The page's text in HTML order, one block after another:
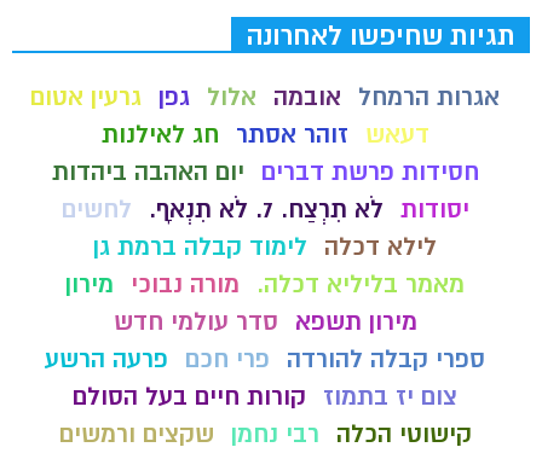
תגיות שחיפשו לאחרונה
אגרות הרמחל אובמה אלול גפן גרעין אטום
דעאש
זוהר אסתר
חג לאילנות
חסידות פרשת דברים
יום האהבה ביהדות
יסודות לֹא תִרְצַח. 7. לֹא תִנְאָף.
לחשים
לילא דכלה
לימוד קבלה ברמת גן
מאמר בליליא דכלה.
מורה נבוכי
מירון
מירון תשפא
סדר עולמי חדש
ספרי קבלה להורדה
פרי חכם
פרעה הרשע
צום יז בתמוז
קורות חיים בעל הסולם
קישוטי הכלה
רבי נחמן
שקצים ורמשים